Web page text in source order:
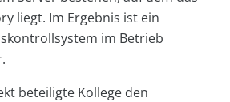
liegt. Im Ergebnis ist ein
im Betrieb
beteiligte Kollege den